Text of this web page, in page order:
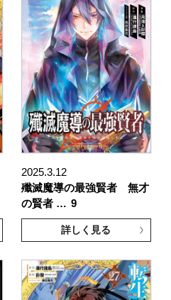
2025.3.12
殲滅魔導の最強賢者 無才
の賢者 … 9
詳しく見る